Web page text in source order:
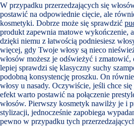
W przypadku przerzedzających się
postawić na odpowiednie cięcie, ale
kosmetyki. Dobrze może się sprawdzić
produkt zapewnia matowe wykończenie,
dzięki niemu z łatwością podniesiesz
więcej, gdy Twoje włosy są nieco
włosów możesz je odświeżyć i
lepiej sprawdzi się klasyczny suchy
podobną konsystencję proszku. On
włosy u nasady. Oczywiście, jeśli chce
efekt warto postawić na połączenie
włosów. Pierwszy kosmetyk nawilży je i
stylizacji, jednocześnie zapobiega
pewno w przypadku tych